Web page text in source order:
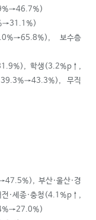
보수층
학생(3.2%p ↑ ,
무직
부산·울산·경
세종·충청(4.1%p ↑ ,